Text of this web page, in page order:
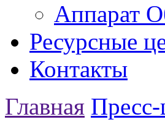
Аппарат
Ресурсные
Контакты
Главная Пресс-